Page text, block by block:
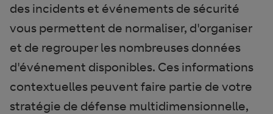
des incidents et événements de sécurité
vous permettent de normaliser, d'organiser
et de regrouper les nombreuses données
d'événement disponibles. Ces informations
contextuelles peuvent faire partie de votre
stratégie de défense multidimensionnelle,